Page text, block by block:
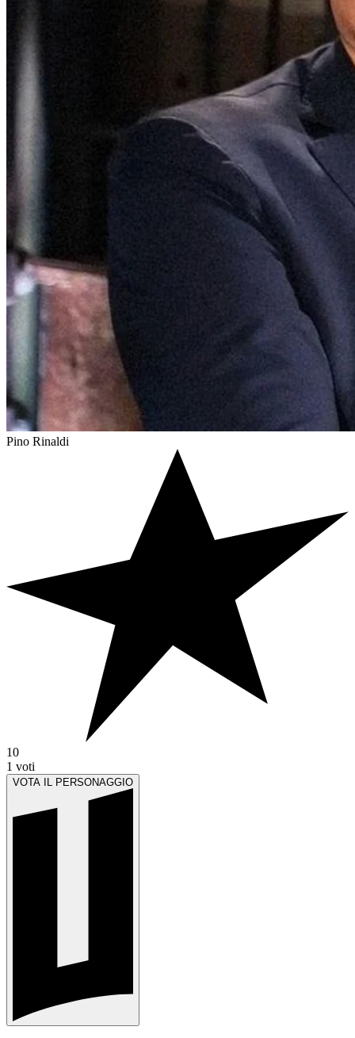
Pino Rinaldi
10
1 voti
VOTA IL PERSONAGGIO